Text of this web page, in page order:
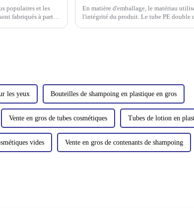
populaires et les
fabriqués à partir
En matière d'emballage, le matériau
l'intégrité du produit. Le tube PE double
les yeux Bouteilles de shampoing en plastique en gros
Vente en gros de tubes cosmétiques Tubes de lotion en
vides Vente en gros de contenants de shampoing